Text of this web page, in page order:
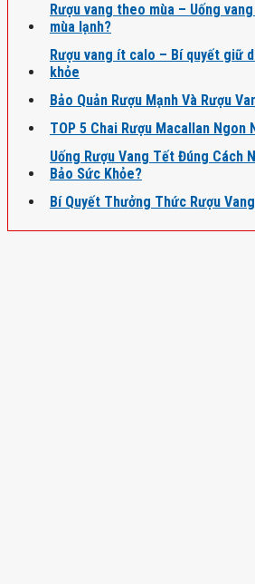
Rượu vang theo mùa – Uống
mùa lạnh?
Rượu vang ít calo – Bí quyết giữ
khỏe
Bảo Quản Rượu Mạnh Và Rượu
TOP 5 Chai Rượu Macallan Ngon
Uống Rượu Vang Tết Đúng Cách
Bảo Sức Khỏe?
Bí Quyết Thưởng Thức Rượu